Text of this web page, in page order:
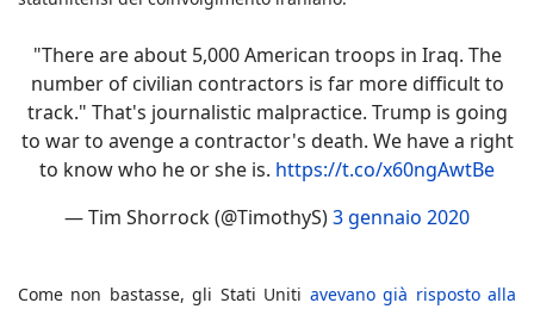
"There are about 5,000 American troops in Iraq. The
number of civilian contractors is far more difficult to
track." That's journalistic malpractice. Trump is going
to war to avenge a contractor's death. We have a right
to know who he or she is. https://t.co/x60ngAwtBe
— Tim Shorrock (@TimothyS)3 gennaio 2020
Come non bastasse, gli Stati Uniti avevano già risposto alla